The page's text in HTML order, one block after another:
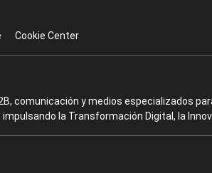
Cookie Center
comunicación y medios especializados
la Transformación Digital, la